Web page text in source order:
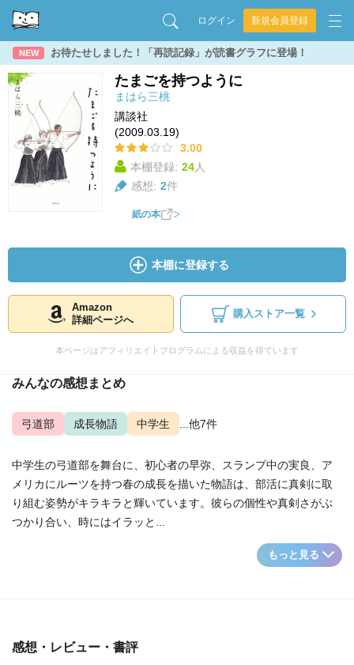
ログイン 新規会員登録
NEW お待たせしました！「再読記録」が読書グラフに登場！
たまごを持つように
まはら三桃
講談社
(2009.03.19)
3.00
本棚登録: 24人
感想: 2件
紙の本
本棚に登録する
Amazon
詳細ページへ
購入ストア一覧
本ページはアフィリエイトプログラムによる収益を得ています
みんなの感想まとめ
弓道部 成長物語 中学生 ...他7件
中学生の弓道部を舞台に、初心者の早弥、スランプ中の実良、ア
メリカにルーツを持つ春の成長を描いた物語は、部活に真剣に取
り組む姿勢がキラキラと輝いています。彼らの個性や真剣さがぶ
つかり合い、時にはイラッと...
もっと見る
感想・レビュー・書評